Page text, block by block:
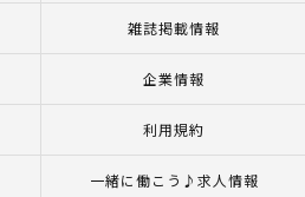
雑誌掲載情報
企業情報
利用規約
一緒に働こう♪求人情報